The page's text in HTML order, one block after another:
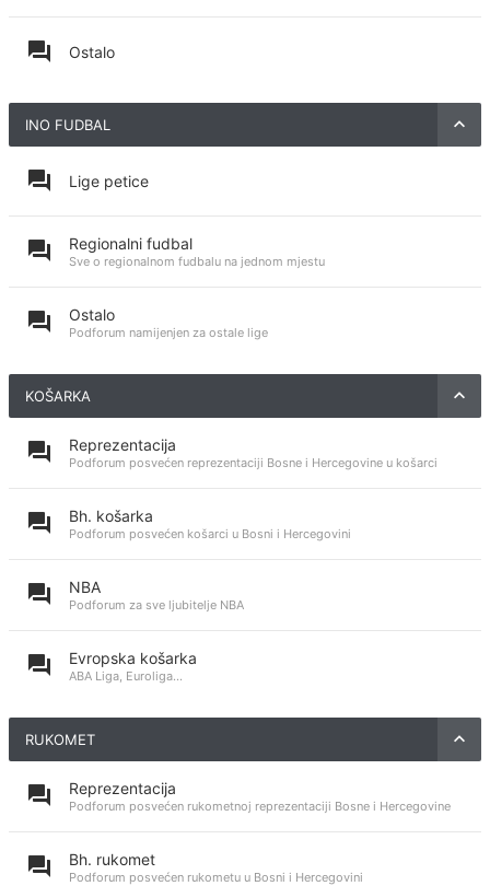
Ostalo
INO FUDBAL
Lige petice
Regionalni fudbal
Sve o regionalnom fudbalu na jednom mjestu
Ostalo
Podforum namijenjen za ostale lige
KOŠARKA
Reprezentacija
Podforum posvećen reprezentaciji Bosne i Hercegovine u košarci
Bh. košarka
Podforum posvećen košarci u Bosni i Hercegovini
NBA
Podforum za sve ljubitelje NBA
Evropska košarka
ABA Liga, Euroliga...
RUKOMET
Reprezentacija
Podforum posvećen rukometnoj reprezentaciji Bosne i Hercegovine
Bh. rukomet
Podforum posvećen rukometu u Bosni i Hercegovini